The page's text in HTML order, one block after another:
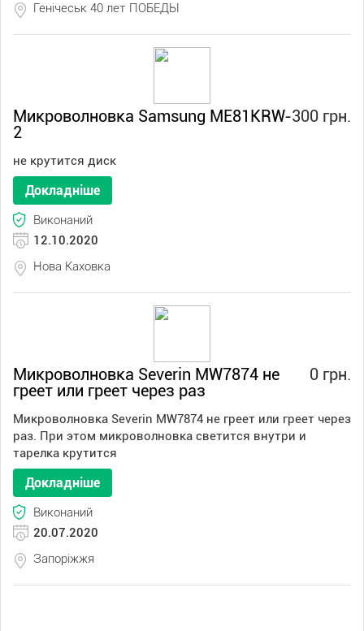
Генічеськ 40 лет ПОБЕДЫ
300 грн.
Микроволновка Samsung ME81KRW-
2
не крутится диск
Докладніше
Виконаний
12.10.2020
Нова Каховка
0 грн.
Микроволновка Severin MW7874 не
греет или греет через раз
Микроволновка Severin MW7874 не греет или греет через
раз. При этом микроволновка светится внутри и
тарелка крутится
Докладніше
Виконаний
20.07.2020
Запоріжжя